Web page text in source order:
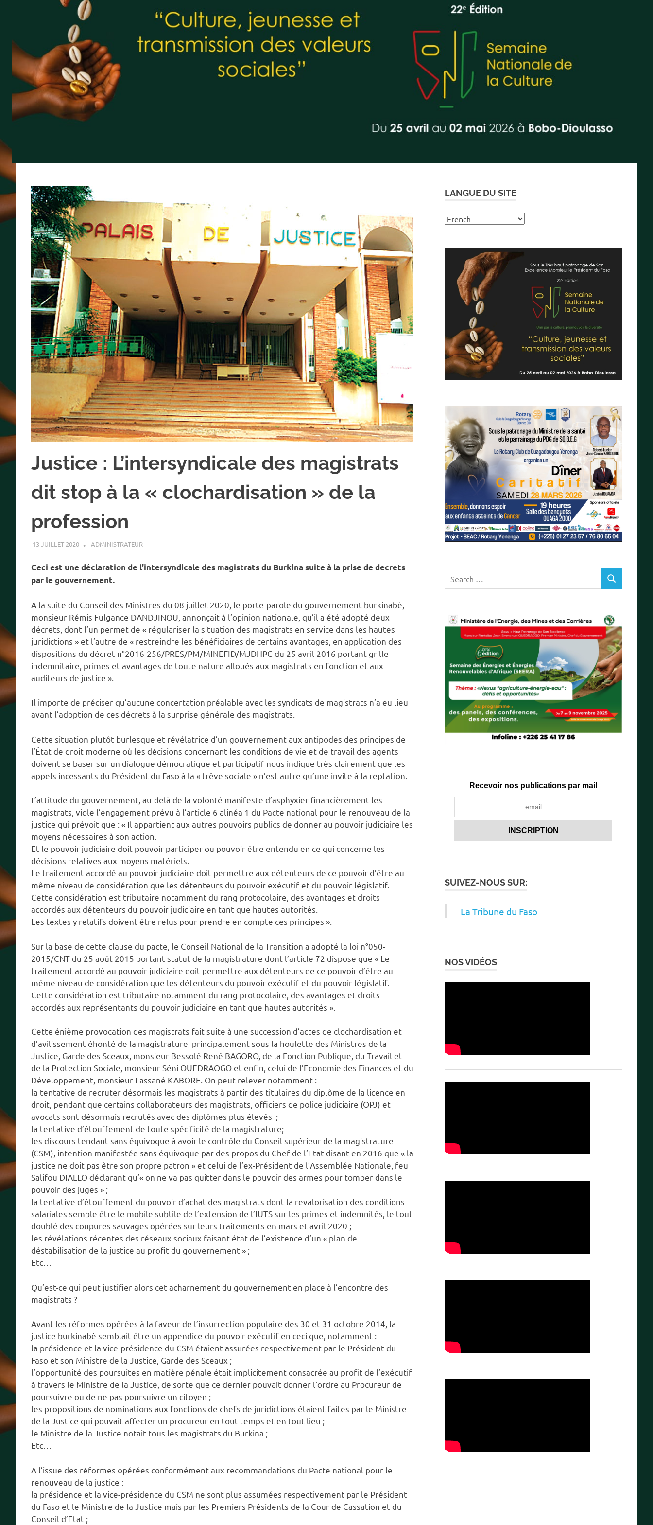
Justice : L’intersyndicale des magistrats
dit stop à la « clochardisation » de la
profession
13 JUILLET 2020 ADMINISTRATEURACTUALITÉ
Ceci est une déclaration de l’intersyndicale des magistrats du Burkina suite à la prise de decrets
par le gouvernement.
A la suite du Conseil des Ministres du 08 juillet 2020, le porte-parole du gouvernement burkinabè,
monsieur Rémis Fulgance DANDJINOU, annonçait à l’opinion nationale, qu’il a été adopté deux
décrets, dont l’un permet de « régulariser la situation des magistrats en service dans les hautes
juridictions » et l’autre de « restreindre les bénéficiaires de certains avantages, en application des
dispositions du décret n°2016-256/PRES/PM/MINEFID/MJDHPC du 25 avril 2016 portant grille
indemnitaire, primes et avantages de toute nature alloués aux magistrats en fonction et aux
auditeurs de justice ».
Il importe de préciser qu’aucune concertation préalable avec les syndicats de magistrats n’a eu lieu
avant l’adoption de ces décrets à la surprise générale des magistrats.
Cette situation plutôt burlesque et révélatrice d’un gouvernement aux antipodes des principes de
l’État de droit moderne où les décisions concernant les conditions de vie et de travail des agents
doivent se baser sur un dialogue démocratique et participatif nous indique très clairement que les
appels incessants du Président du Faso à la « trêve sociale » n’est autre qu’une invite à la reptation.
L’attitude du gouvernement, au-delà de la volonté manifeste d’asphyxier financièrement les
magistrats, viole l’engagement prévu à l’article 6 alinéa 1 du Pacte national pour le renouveau de la
justice qui prévoit que : « Il appartient aux autres pouvoirs publics de donner au pouvoir judiciaire les
moyens nécessaires à son action.
Et le pouvoir judiciaire doit pouvoir participer ou pouvoir être entendu en ce qui concerne les
décisions relatives aux moyens matériels.
Le traitement accordé au pouvoir judiciaire doit permettre aux détenteurs de ce pouvoir d’être au
même niveau de considération que les détenteurs du pouvoir exécutif et du pouvoir législatif.
Cette considération est tributaire notamment du rang protocolaire, des avantages et droits
accordés aux détenteurs du pouvoir judiciaire en tant que hautes autorités.
Les textes y relatifs doivent être relus pour prendre en compte ces principes ».
Sur la base de cette clause du pacte, le Conseil National de la Transition a adopté la loi n°050-
2015/CNT du 25 août 2015 portant statut de la magistrature dont l’article 72 dispose que « Le
traitement accordé au pouvoir judiciaire doit permettre aux détenteurs de ce pouvoir d’être au
même niveau de considération que les détenteurs du pouvoir exécutif et du pouvoir législatif.
Cette considération est tributaire notamment du rang protocolaire, des avantages et droits
accordés aux représentants du pouvoir judiciaire en tant que hautes autorités ».
Cette énième provocation des magistrats fait suite à une succession d’actes de clochardisation et
d’avilissement éhonté de la magistrature, principalement sous la houlette des Ministres de la
Justice, Garde des Sceaux, monsieur Bessolé René BAGORO, de la Fonction Publique, du Travail et
de la Protection Sociale, monsieur Séni OUEDRAOGO et enfin, celui de l’Economie des Finances et du
Développement, monsieur Lassané KABORE. On peut relever notamment :
la tentative de recruter désormais les magistrats à partir des titulaires du diplôme de la licence en
droit, pendant que certains collaborateurs des magistrats, officiers de police judiciaire (OPJ) et
avocats sont désormais recrutés avec des diplômes plus élevés ;
la tentative d’étouffement de toute spécificité de la magistrature;
les discours tendant sans équivoque à avoir le contrôle du Conseil supérieur de la magistrature
(CSM), intention manifestée sans équivoque par des propos du Chef de l’Etat disant en 2016 que « la
justice ne doit pas être son propre patron » et celui de l’ex-Président de l’Assemblée Nationale, feu
Salifou DIALLO déclarant qu’« on ne va pas quitter dans le pouvoir des armes pour tomber dans le
pouvoir des juges » ;
la tentative d’étouffement du pouvoir d’achat des magistrats dont la revalorisation des conditions
salariales semble être le mobile subtile de l’extension de l’IUTS sur les primes et indemnités, le tout
doublé des coupures sauvages opérées sur leurs traitements en mars et avril 2020 ;
les révélations récentes des réseaux sociaux faisant état de l’existence d’un « plan de
déstabilisation de la justice au profit du gouvernement » ;
Etc…
Qu’est-ce qui peut justifier alors cet acharnement du gouvernement en place à l’encontre des
magistrats ?
Avant les réformes opérées à la faveur de l’insurrection populaire des 30 et 31 octobre 2014, la
justice burkinabè semblait être un appendice du pouvoir exécutif en ceci que, notamment :
la présidence et la vice-présidence du CSM étaient assurées respectivement par le Président du
Faso et son Ministre de la Justice, Garde des Sceaux ;
l’opportunité des poursuites en matière pénale était implicitement consacrée au profit de l’exécutif
à travers le Ministre de la Justice, de sorte que ce dernier pouvait donner l’ordre au Procureur de
poursuivre ou de ne pas poursuivre un citoyen ;
les propositions de nominations aux fonctions de chefs de juridictions étaient faites par le Ministre
de la Justice qui pouvait affecter un procureur en tout temps et en tout lieu ;
le Ministre de la Justice notait tous les magistrats du Burkina ;
Etc…
A l’issue des réformes opérées conformément aux recommandations du Pacte national pour le
renouveau de la justice :
la présidence et la vice-présidence du CSM ne sont plus assumées respectivement par le Président
du Faso et le Ministre de la Justice mais par les Premiers Présidents de la Cour de Cassation et du
Conseil d’Etat ;
LANGUE DU SITE
for:
SEARCH
Recevoir nos publications par mail
SUIVEZ-NOUS SUR:
La Tribune du Faso
NOS VIDÉOS